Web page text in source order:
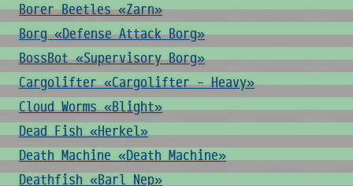
Borer Beetles «Zarn»
Borg «Defense Attack Borg»
BossBot «Supervisory Borg»
Cargolifter «Cargolifter - Heavy»
Cloud Worms «Blight»
Dead Fish «Herkel»
Death Machine «Death Machine»
Deathfish «Barl Nep»